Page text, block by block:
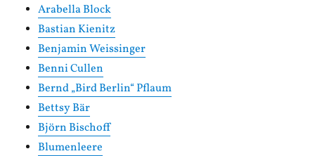
Arabella Block
Bastian Kienitz
Benjamin Weissinger
Benni Cullen
Bernd „Bird Berlin“ Pflaum
Bettsy Bär
Björn Bischoff
Blumenleere